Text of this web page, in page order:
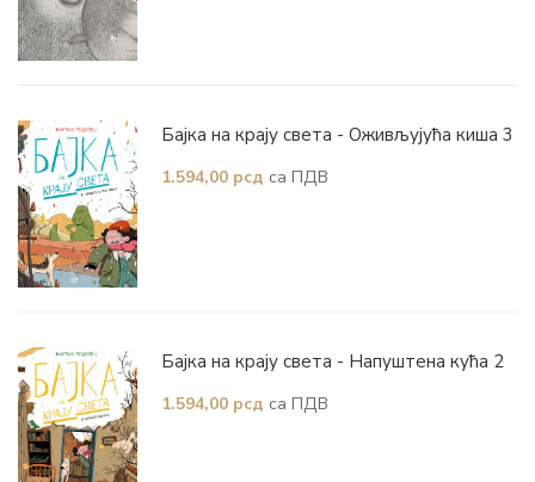
Бајка на крају света - Оживљујућа киша 3
1.594,00 рсд са ПДВ
Бајка на крају света - Напуштена кућа 2
1.594,00 рсд са ПДВ